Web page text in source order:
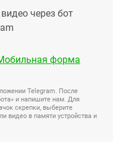
через бот
форма
Telegram. После
и напишите нам. Для
скрепки, выберите
видео в памяти устройства и